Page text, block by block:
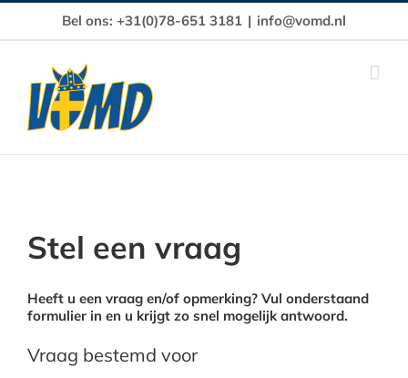
Ga
inhoud
Bel ons: +31(0)78-651 3181 | info@vomd.nl
Stel een vraag
Heeft u een vraag en/of opmerking? Vul onderstaand
formulier in en u krijgt zo snel mogelijk antwoord.
Vraag bestemd voor